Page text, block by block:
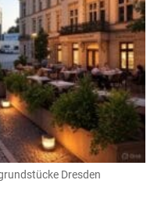
Dresden